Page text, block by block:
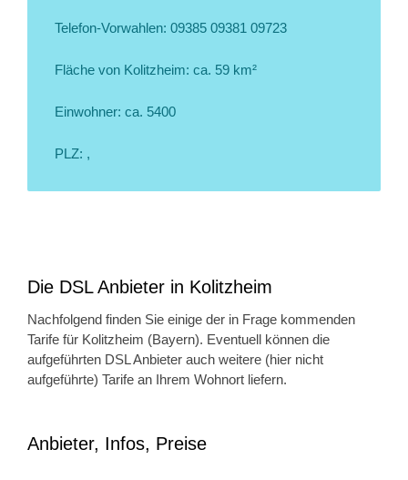
Telefon-Vorwahlen: 09385 09381 09723
Fläche von Kolitzheim: ca. 59 km²
Einwohner: ca. 5400
PLZ: ,
Die DSL Anbieter in Kolitzheim
Nachfolgend finden Sie einige der in Frage kommenden
Tarife für Kolitzheim (Bayern). Eventuell können die
aufgeführten DSL Anbieter auch weitere (hier nicht
aufgeführte) Tarife an Ihrem Wohnort liefern.
Anbieter, Infos, Preise